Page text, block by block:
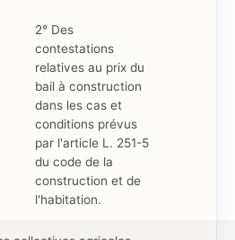
2° Des
contestations
relatives au prix du
bail à construction
dans les cas et
conditions prévus
par l'article L. 251-5
du code de la
construction et de
l'habitation.